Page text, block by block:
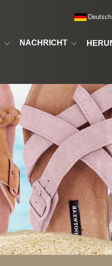
NACHRICHT
Deutsch